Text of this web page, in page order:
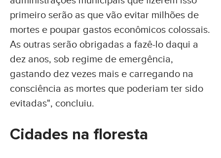
primeiro serão as que vão evitar milhões de
mortes e poupar gastos econômicos colossais.
As outras serão obrigadas a fazê-lo daqui a
dez anos, sob regime de emergência,
gastando dez vezes mais e carregando na
consciência as mortes que poderiam ter sido
evitadas", concluiu.
Cidades na floresta